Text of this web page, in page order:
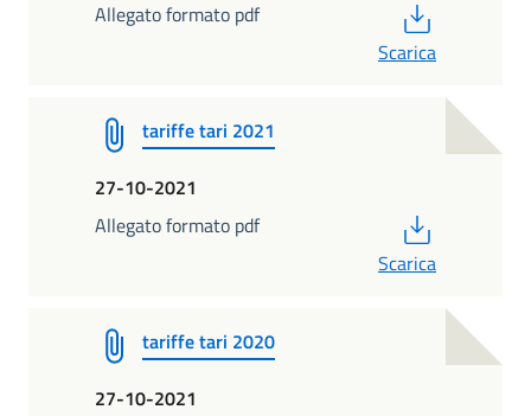
Allegato formato pdf
Scarica
tariffe tari 2021
27-10-2021
Allegato formato pdf
Scarica
tariffe tari 2020
27-10-2021